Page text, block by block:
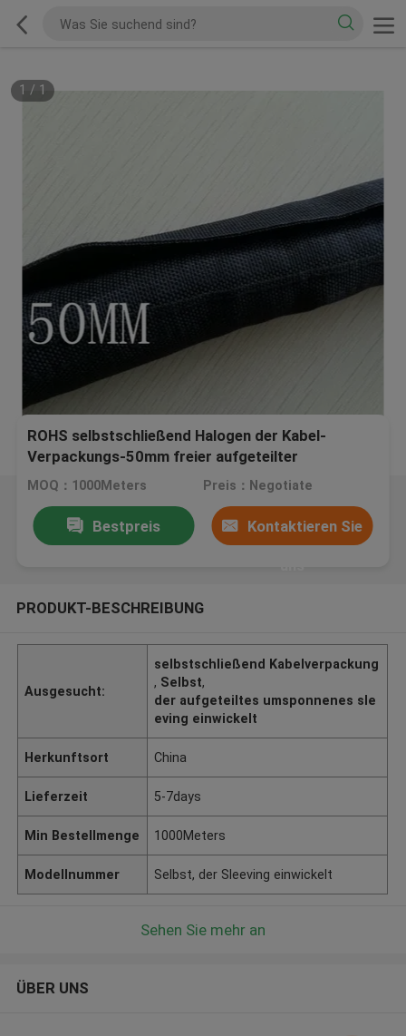
1 / 1
ROHS selbstschließend Halogen der Kabel-
Verpackungs-50mm freier aufgeteilter
umsponnener Schläuche Wrappable
MOQ：1000Meters Preis：Negotiate
Bestpreis Kontaktieren Sie
PRODUKT-BESCHREIBUNG
Ausgesucht:
selbstschließend Kabelverpackung
, Selbst,
der aufgeteiltes umsponnenes sle
eving einwickelt
Herkunftsort China
Lieferzeit 5-7days
Min Bestellmenge 1000Meters
Modellnummer Selbst, der Sleeving einwickelt
Sehen Sie mehr an
ÜBER UNS